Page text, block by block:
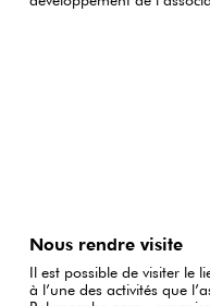
Nous rendre visite
Il est possible de visiter le
à l’une des activités que